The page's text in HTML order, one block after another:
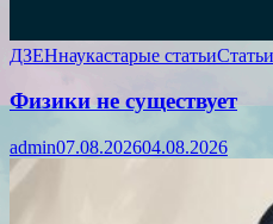
ДЗЕНнаукастарые статьиСтатьи
Физики не существует
admin07.08.202604.08.2026